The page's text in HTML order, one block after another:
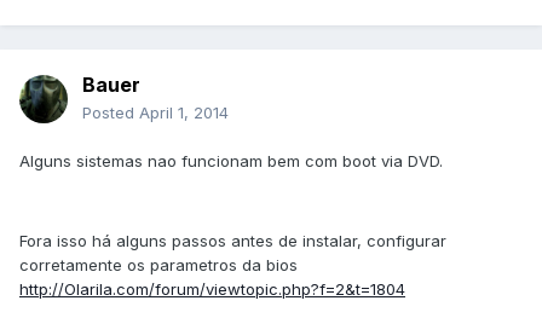
Bauer
Posted April 1, 2014
Alguns sistemas nao funcionam bem com boot via DVD.
Fora isso há alguns passos antes de instalar, configurar
corretamente os parametros da bios
http://Olarila.com/forum/viewtopic.php?f=2&t=1804